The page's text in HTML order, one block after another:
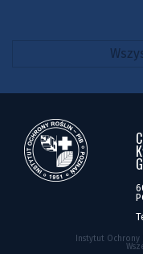
Instytut Ochrony